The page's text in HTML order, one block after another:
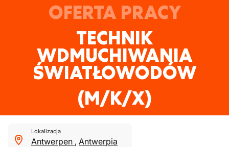
OFERTA PRACY
TECHNIK
WDMUCHIWANIA
ŚWIATŁOWODÓW
(M/K/X)
Lokalizacja
Antwerpen , Antwerpia